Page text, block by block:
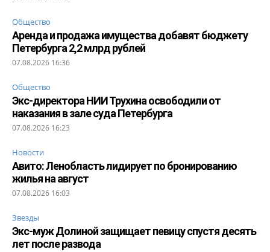
Общество
Аренда и продажа имущества добавят бюджету
Петербурга 2,2 млрд рублей
07.08.2026 16:36
Общество
Экс-директора НИИ Трухина освободили от
наказания в зале суда Петербурга
07.08.2026 16:23
Новости
Авито: Ленобласть лидирует по бронированию
жилья на август
07.08.2026 16:03
Звезды
Экс-муж Долиной защищает певицу спустя десять
лет после развода